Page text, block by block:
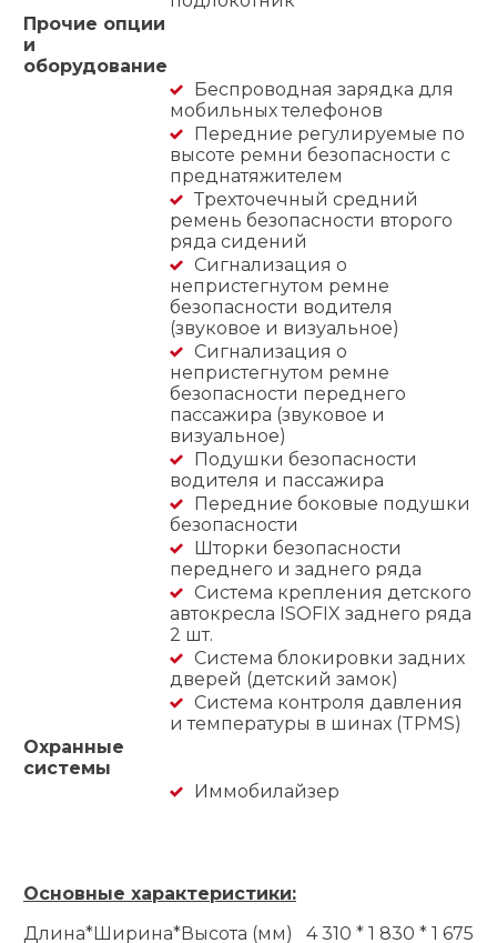
Прочие опции
и
оборудование
Беспроводная зарядка для
мобильных телефонов
Передние регулируемые по
высоте ремни безопасности с
преднатяжителем
Трехточечный средний
ремень безопасности второго
ряда сидений
Сигнализация о
непристегнутом ремне
безопасности водителя
(звуковое и визуальное)
Сигнализация о
непристегнутом ремне
безопасности переднего
пассажира (звуковое и
визуальное)
Подушки безопасности
водителя и пассажира
Передние боковые подушки
безопасности
Шторки безопасности
переднего и заднего ряда
Система крепления детского
автокресла ISOFIX заднего ряда
2 шт.
Система блокировки задних
дверей (детский замок)
Система контроля давления
и температуры в шинах (TPMS)
Охранные
системы
Иммобилайзер
Основные характеристики:
Длина*Ширина*Высота (мм)
4 310 * 1 830 * 1 675